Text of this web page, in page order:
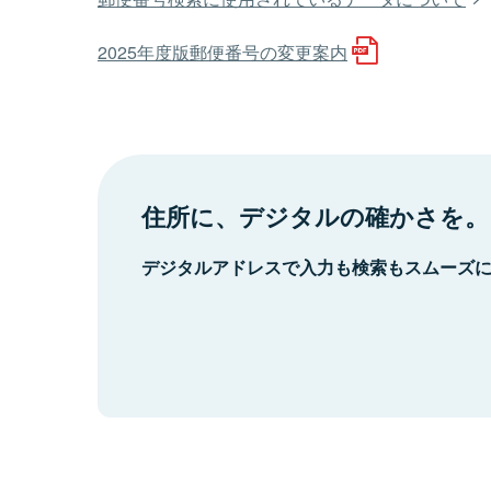
2025年度版郵便番号の変更案内
住所に、デジタルの確かさを。
デジタルアドレスで入力も検索もスムーズ